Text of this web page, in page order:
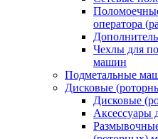
оператора
Чехлы для
машин
Подметальные
Дисковые
Дисковые
Аксессуары